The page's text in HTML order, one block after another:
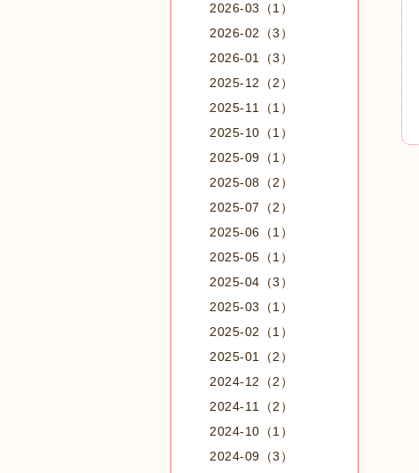
2026-03（1）
2026-02（3）
2026-01（3）
2025-12（2）
2025-11（1）
2025-10（1）
2025-09（1）
2025-08（2）
2025-07（2）
2025-06（1）
2025-05（1）
2025-04（3）
2025-03（1）
2025-02（1）
2025-01（2）
2024-12（2）
2024-11（2）
2024-10（1）
2024-09（3）